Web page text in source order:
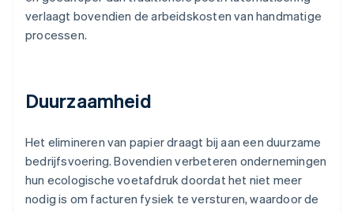
verlaagt bovendien de arbeidskosten van handmatige
processen.
Duurzaamheid
Het elimineren van papier draagt bij aan een duurzame
bedrijfsvoering. Bovendien verbeteren ondernemingen
hun ecologische voetafdruk doordat het niet meer
nodig is om facturen fysiek te versturen, waardoor de